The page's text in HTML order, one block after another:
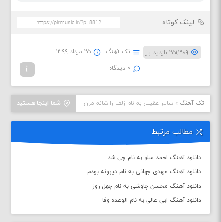
لینک کوتاه
۲۵۱,۳۸۹ بازدید بار تک آهنگ ۲۵ مرداد ۱۳۹۹
۰ دیدگاه
شما اینجا هستید تک آهنگ »سالار عقیلی به نام زلف را شانه مزن
مطالب مرتبط
دانلود آهنگ احمد سلو به نام چی شد
دانلود آهنگ مهدی جهانی به نام دیوونه بودم
دانلود آهنگ محسن چاوشی به نام چهل روز
دانلود آهنگ ابی عالی به نام الوعده وفا